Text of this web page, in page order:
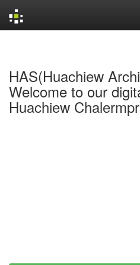
HAS(Huachiew
Welcome to our
Huachiew